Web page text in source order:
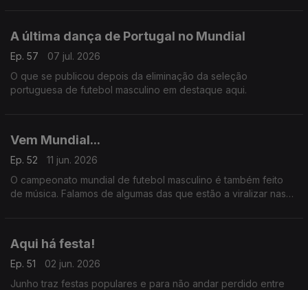
A última dança de Portugal no Mundial
Ep. 57
07 jul. 2026
O que se publicou depois da eliminação da seleção
portuguesa de futebol masculino em destaque aqui.
Vem Mundial...
Ep. 52
11 jun. 2026
O campeonato mundial de futebol masculino é também feito
de música. Falamos de algumas das que estão a viralizar nas
Aqui há festa!
Ep. 51
02 jun. 2026
Junho traz festas populares e para não andar perdido entre